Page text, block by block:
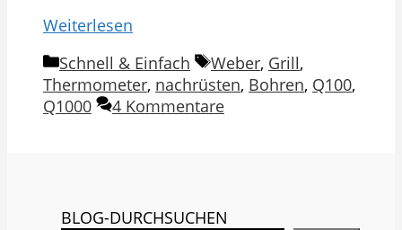
Weiterlesen
Kategorien
Schnell & Einfach Schlagwörter
Weber, Grill,
Thermometer, nachrüsten, Bohren, Q100,
Q1000
4 Kommentare
BLOG-DURCHSUCHEN